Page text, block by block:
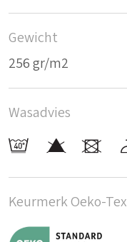
Gewicht
256 gr/m2
Wasadvies
Keurmerk Oeko-Tex